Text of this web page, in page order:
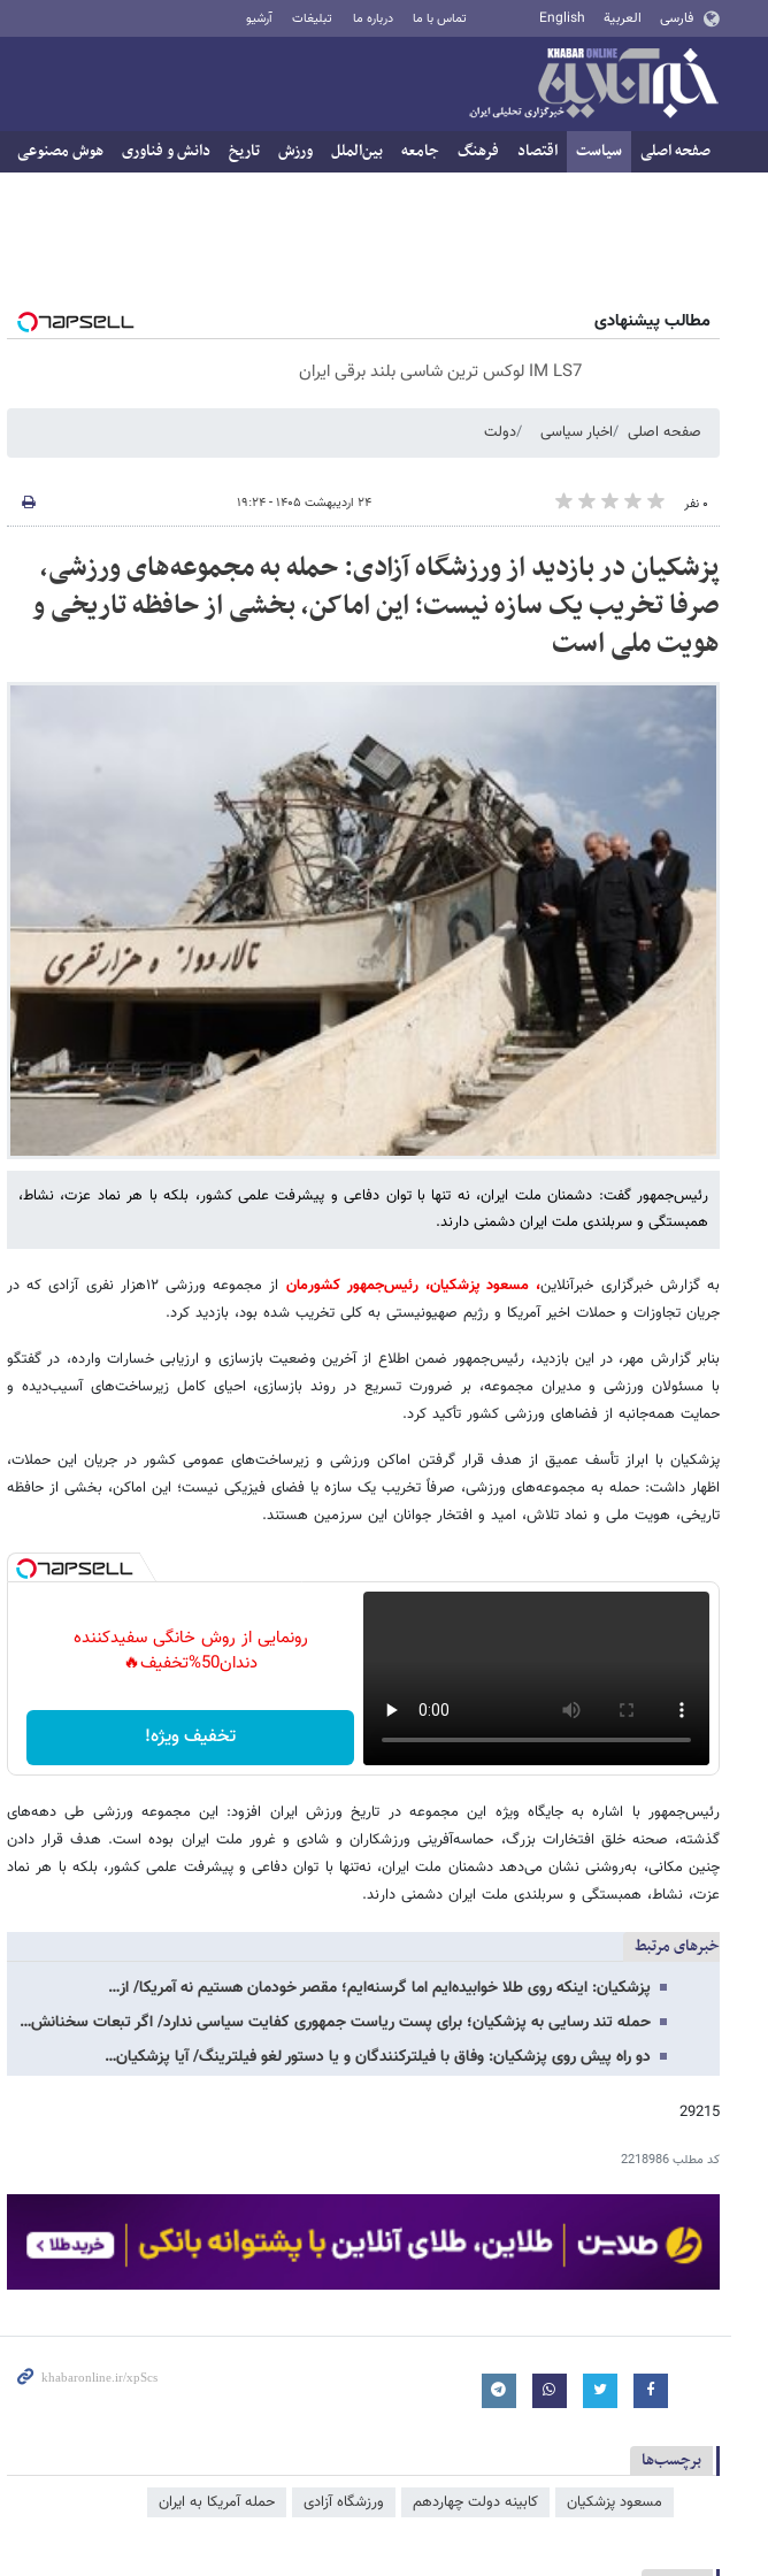
فارسی العربية English تماس با ما درباره ما تبلیغات آرشیو
صفحه اصلی سیاست اقتصاد فرهنگ جامعه بین‌الملل ورزش تاریخ دانش و فناوری هوش مصنوعی
مطالب پیشنهادی
IM LS7 لوکس ترین شاسی بلند برقی ایران
صفحه اصلی اخبار سیاسی دولت
۰ نفر ۲۴ اردیبهشت ۱۴۰۵ - ۱۹:۲۴
پزشکیان در بازدید از ورزشگاه آزادی: حمله به مجموعه‌های ورزشی،
صرفا تخریب یک سازه نیست؛ این اماکن، بخشی از حافظه تاریخی و
هویت ملی است
رئیس‌جمهور گفت: دشمنان ملت ایران، نه‌ تنها با توان دفاعی و پیشرفت علمی کشور، بلکه با هر نماد عزت، نشاط،
همبستگی و سربلندی ملت ایران دشمنی دارند.
به گزارش خبرگزاری خبرآنلاین، مسعود پزشکیان، رئیس‌جمهور کشورمان
از مجموعه ورزشی ۱۲‌هزار نفری آزادی که در
جریان تجاوزات و حملات اخیر آمریکا و رژیم صهیونیستی به کلی تخریب شده بود، بازدید کرد.
بنابر گزارش مهر، در این بازدید، رئیس‌جمهور ضمن اطلاع از آخرین وضعیت بازسازی و ارزیابی خسارات وارده، در گفتگو
با مسئولان ورزشی و مدیران مجموعه، بر ضرورت تسریع در روند بازسازی، احیای کامل زیرساخت‌های آسیب‌دیده و
حمایت همه‌جانبه از فضاهای ورزشی کشور تأکید کرد.
پزشکیان با ابراز تأسف عمیق از هدف قرار گرفتن اماکن ورزشی و زیرساخت‌های عمومی کشور در جریان این حملات،
اظهار داشت: حمله به مجموعه‌های ورزشی، صرفاً تخریب یک سازه یا فضای فیزیکی نیست؛ این اماکن، بخشی از حافظه
تاریخی، هویت ملی و نماد تلاش، امید و افتخار جوانان این سرزمین هستند.
رونمایی از روش خانگی سفیدکننده
دندان50%تخفیف🔥
تخفیف ویژه!
رئیس‌جمهور با اشاره به جایگاه ویژه این مجموعه در تاریخ ورزش ایران افزود: این مجموعه ورزشی طی دهه‌های
گذشته، صحنه خلق افتخارات بزرگ، حماسه‌آفرینی ورزشکاران و شادی و غرور ملت ایران بوده است. هدف قرار دادن
چنین مکانی، به‌روشنی نشان می‌دهد دشمنان ملت ایران، نه‌تنها با توان دفاعی و پیشرفت علمی کشور، بلکه با هر نماد
عزت، نشاط، همبستگی و سربلندی ملت ایران دشمنی دارند.
خبرهای مرتبط
پزشکیان: اینکه روی طلا خوابیده‌ایم اما گرسنه‌ایم؛ مقصر خودمان هستیم نه آمریکا/ از…
حمله تند رسایی به پزشکیان؛ برای پست ریاست جمهوری کفایت سیاسی ندارد/ اگر تبعات سخنانش…
دو راه پیش روی پزشکیان: وفاق با فیلترکنندگان و یا دستور لغو فیلترینگ/ آیا پزشکیان…
29215
کد مطلب2218986
برچسب‌ها
مسعود پزشکیان کابینه دولت چهاردهم ورزشگاه آزادی حمله آمریکا به ایران